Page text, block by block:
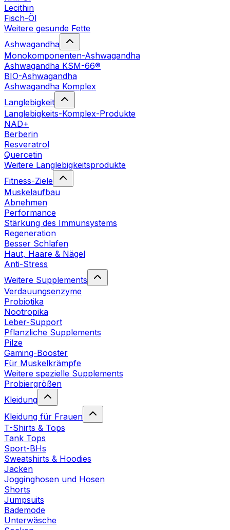
Lecithin
Fisch-Öl
Weitere gesunde Fette
Ashwagandha
Monokomponenten-Ashwagandha
Ashwagandha KSM-66®
BIO-Ashwagandha
Ashwagandha Komplex
Langlebigkeit
Langlebigkeits-Komplex-Produkte
NAD+
Berberin
Resveratrol
Quercetin
Weitere Langlebigkeitsprodukte
Fitness-Ziele
Muskelaufbau
Abnehmen
Performance
Stärkung des Immunsystems
Regeneration
Besser Schlafen
Haut, Haare & Nägel
Anti-Stress
Weitere Supplements
Verdauungsenzyme
Probiotika
Nootropika
Leber-Support
Pflanzliche Supplements
Pilze
Gaming-Booster
Für Muskelkrämpfe
Weitere spezielle Supplements
Probiergrößen
Kleidung
Kleidung für Frauen
T-Shirts & Tops
Tank Tops
Sport-BHs
Sweatshirts & Hoodies
Jacken
Jogginghosen und Hosen
Shorts
Jumpsuits
Bademode
Unterwäsche